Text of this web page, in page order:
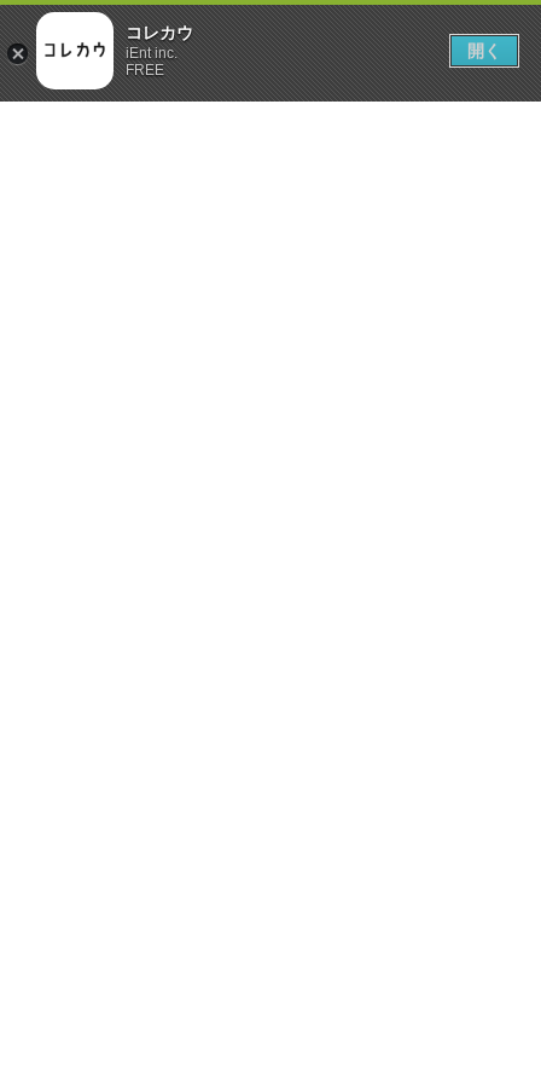
コレカウ
iEnt inc.
FREE
開く